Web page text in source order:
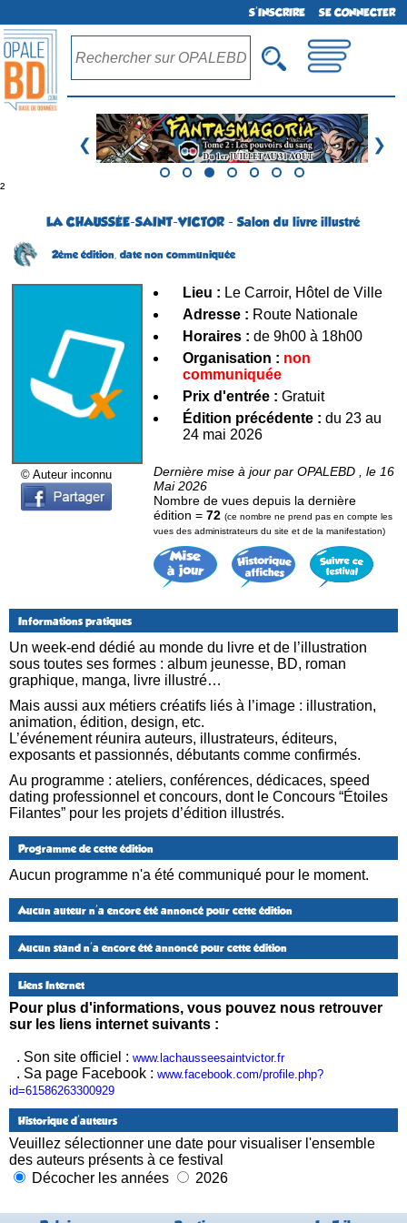
S'INSCRIRE SE CONNECTER
❮ ❯
²
LA CHAUSSÉE-SAINT-VICTOR - Salon du livre illustré
2ème édition, date non communiquée
© Auteur inconnu
Lieu : Le Carroir, Hôtel de Ville
Adresse : Route Nationale
Horaires : de 9h00 à 18h00
Organisation : non
communiquée
Prix d'entrée : Gratuit
Édition précédente : du 23 au
24 mai 2026
Dernière mise à jour par OPALEBD , le 16
Mai 2026
Nombre de vues depuis la dernière
édition = 72 (ce nombre ne prend pas en compte les
vues des administrateurs du site et de la manifestation)
Informations pratiques
Un week-end dédié au monde du livre et de l’illustration
sous toutes ses formes : album jeunesse, BD, roman
graphique, manga, livre illustré…
Mais aussi aux métiers créatifs liés à l’image : illustration,
animation, édition, design, etc.
L’événement réunira auteurs, illustrateurs, éditeurs,
exposants et passionnés, débutants comme confirmés.
Au programme : ateliers, conférences, dédicaces, speed
dating professionnel et concours, dont le Concours “Étoiles
Filantes” pour les projets d’édition illustrés.
Programme de cette édition
Aucun programme n'a été communiqué pour le moment.
Aucun auteur n'a encore été annoncé pour cette édition
Aucun stand n'a encore été annoncé pour cette édition
Liens Internet
Pour plus d'informations, vous pouvez nous retrouver
sur les liens internet suivants :
. Son site officiel : www.lachausseesaintvictor.fr
. Sa page Facebook : www.facebook.com/profile.php?
id=61586263300929
Historique d'auteurs
Veuillez sélectionner une date pour visualiser l'ensemble
des auteurs présents à ce festival
Décocher les années
2026